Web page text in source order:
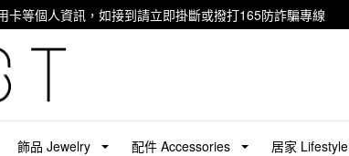
等個人資訊，如接到請立即掛斷或撥打165防詐騙專線
飾品 Jewelry 配件 Accessories 居家 Lifestyle